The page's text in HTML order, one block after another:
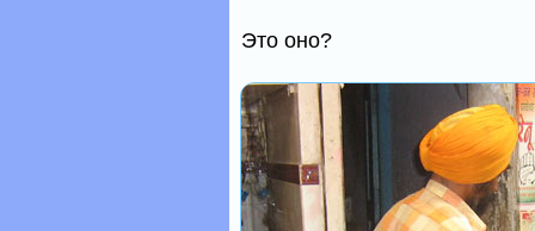
Это оно?